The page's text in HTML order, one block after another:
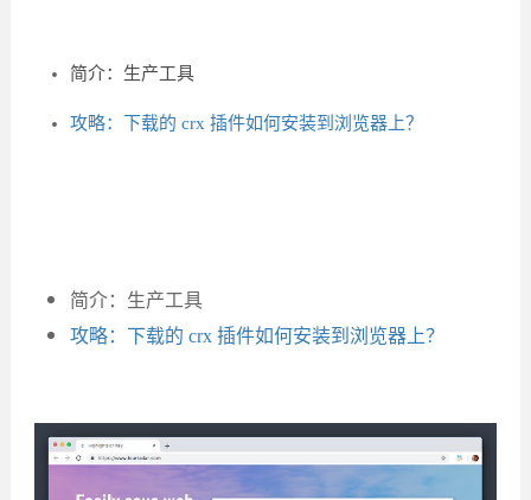
简介：生产工具
攻略：下载的 crx 插件如何安装到浏览器上？
简介：生产工具
攻略：下载的 crx 插件如何安装到浏览器上？